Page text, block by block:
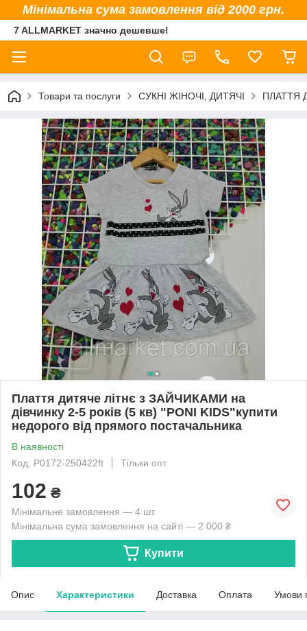
Мінімальна сума замовлення від 2000 грн.
7 ALLMARKET значно дешевше!
Товари та послуги СУКНІ ЖІНОЧІ, ДИТЯЧІ ПЛАТТЯ
Плаття дитяче літнє з ЗАЙЧИКАМИ на
дівчинку 2-5 років (5 кв) "PONI KIDS"купити
недорого від прямого постачальника
В наявності
Код: P0172-250422ft
Тільки опт
102 ₴
Мінімальне замовлення — 4 шт.
Мінімальна сума замовлення на сайті — 2 000 ₴
Купити
Опис Характеристики Доставка Оплата Умови